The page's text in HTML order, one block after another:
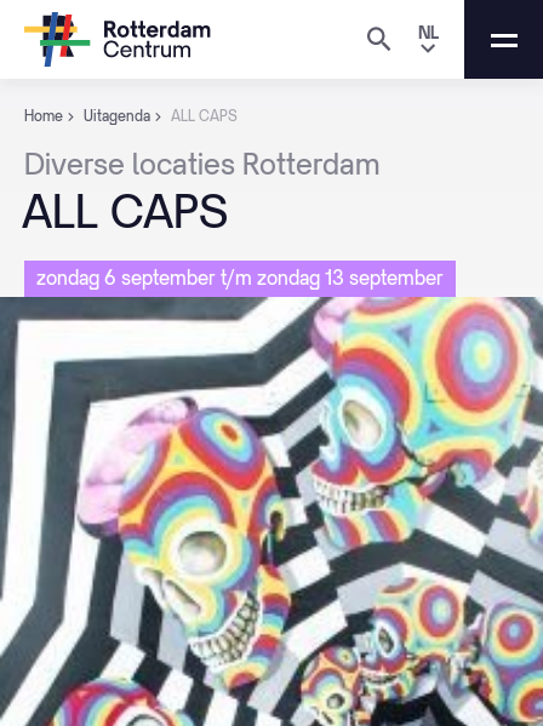
NL
Home Uitagenda ALL CAPS
Diverse locaties Rotterdam
ALL CAPS
zondag 6 september t/m zondag 13 september